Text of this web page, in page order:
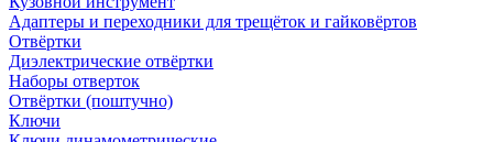
Адаптеры и переходники для трещёток и гайковёртов
Отвёртки
Диэлектрические отвёртки
Наборы отверток
Отвёртки (поштучно)
Ключи